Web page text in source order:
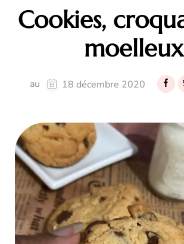
Cookies,
moelleux
au 18 décembre 2020